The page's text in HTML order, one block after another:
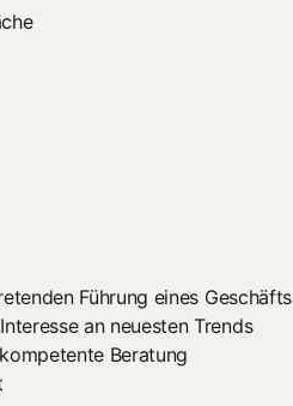
Führung eines Geschäfts
an neuesten Trends
Beratung